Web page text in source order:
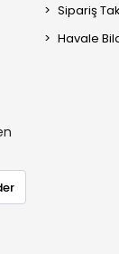
Sipariş
Havale